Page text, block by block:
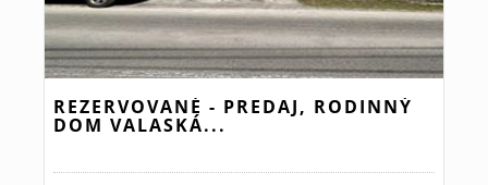
REZERVOVANÉ - PREDAJ, RODINNÝ
DOM VALASKÁ...